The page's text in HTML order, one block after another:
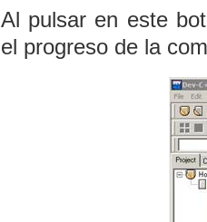
Al pulsar en este
el progreso de la